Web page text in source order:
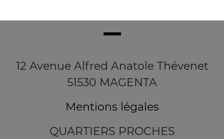
12 Avenue Alfred Anatole Thévenet
51530 MAGENTA
Mentions légales
QUARTIERS PROCHES